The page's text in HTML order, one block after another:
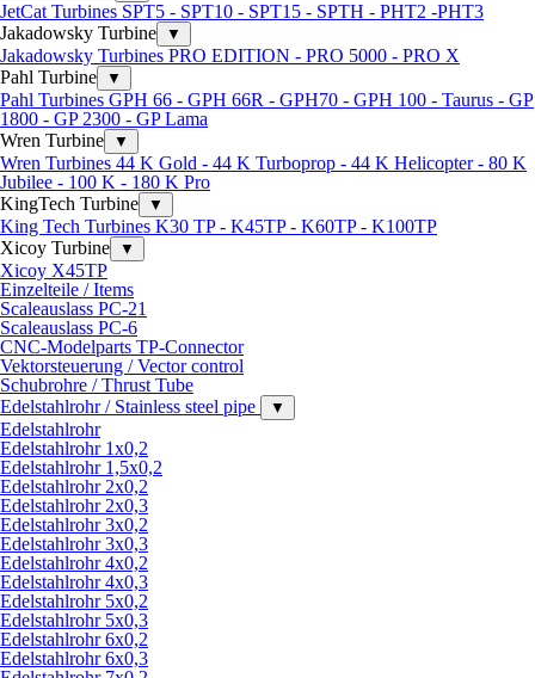
JetCat Turbines SPT5 - SPT10 - SPT15 - SPTH - PHT2 -PHT3
Jakadowsky Turbine
▼
Jakadowsky Turbines PRO EDITION - PRO 5000 - PRO X
Pahl Turbine
▼
Pahl Turbines GPH 66 - GPH 66R - GPH70 - GPH 100 - Taurus - GP
1800 - GP 2300 - GP Lama
Wren Turbine
▼
Wren Turbines 44 K Gold - 44 K Turboprop - 44 K Helicopter - 80 K
Jubilee - 100 K - 180 K Pro
KingTech Turbine
▼
King Tech Turbines K30 TP - K45TP - K60TP - K100TP
Xicoy Turbine
▼
Xicoy X45TP
Einzelteile / Items
Scaleauslass PC-21
Scaleauslass PC-6
CNC-Modelparts TP-Connector
Vektorsteuerung / Vector control
Schubrohre / Thrust Tube
Edelstahlrohr / Stainless steel pipe
▼
Edelstahlrohr
Edelstahlrohr 1x0,2
Edelstahlrohr 1,5x0,2
Edelstahlrohr 2x0,2
Edelstahlrohr 2x0,3
Edelstahlrohr 3x0,2
Edelstahlrohr 3x0,3
Edelstahlrohr 4x0,2
Edelstahlrohr 4x0,3
Edelstahlrohr 5x0,2
Edelstahlrohr 5x0,3
Edelstahlrohr 6x0,2
Edelstahlrohr 6x0,3